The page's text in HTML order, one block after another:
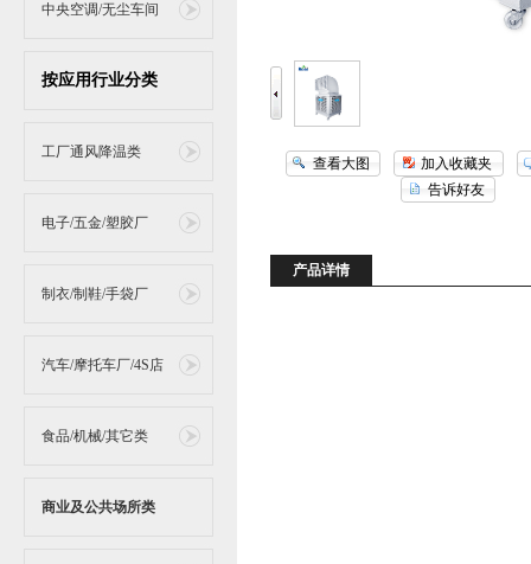
中央空调/无尘车间
按应用行业分类
工厂通风降温类
电子/五金/塑胶厂
制衣/制鞋/手袋厂
汽车/摩托车厂/4S店
食品/机械/其它类
商业及公共场所类
查看大图
加入收藏夹
告诉好友
产品详情